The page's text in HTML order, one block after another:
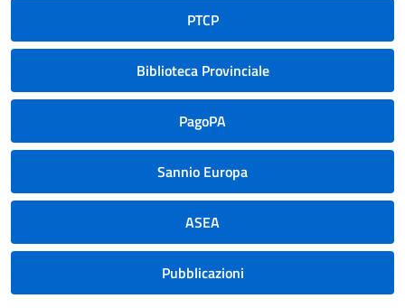
PTCP
Biblioteca Provinciale
PagoPA
Sannio Europa
ASEA
Pubblicazioni